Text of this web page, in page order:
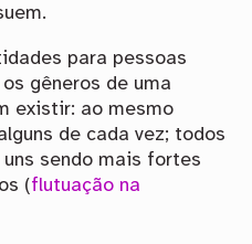
para pessoas
gêneros de uma
existir: ao mesmo
de cada vez; todos
sendo mais fortes
(flutuação na